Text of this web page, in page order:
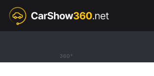
360°
Opel Astra